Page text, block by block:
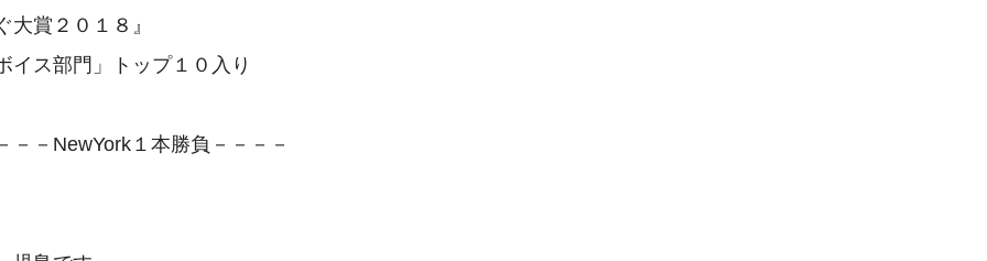
賞２０１８』
ス部門」トップ１０入り
－－NewYork１本勝負－－－－